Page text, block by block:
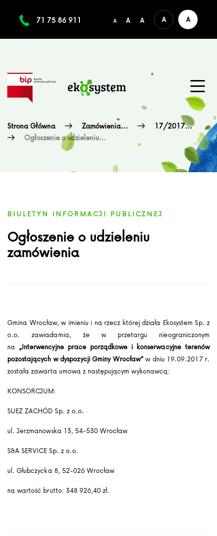
71 75 86 911 A A A A A
Strona Główna Zamówienia...
17/2017...
Ogłoszenie o udzieleniu...
BIULETYN INFORMACJI PUBLICZNEJ
Ogłoszenie o udzieleniu
zamówienia
Gmina Wrocław, w imieniu i na rzecz której działa Ekosystem Sp. z
o.o. zawiadamia, że w przetargu nieograniczonym
na „Interwencyjne prace porządkowe i konserwacyjne terenów
pozostających w dyspozycji Gminy Wrocław”w dniu 19.09.2017 r.
została zawarta umowa z następującym wykonawcą:
KONSORCJUM:
SUEZ ZACHÓD Sp. z o.o.
ul. Jerzmanowska 13, 54-530 Wrocław
S&A SERVICE Sp. z o.o.
ul. Głubczycka 8, 52-026 Wrocław
na wartość brutto: 348 926,40 zł.